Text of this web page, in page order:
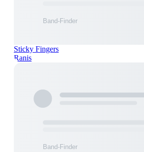
Sticky Fingers
Ranis